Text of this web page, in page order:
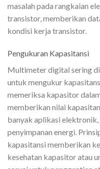
masalah pada rangkaian
transistor, memberikan
kondisi kerja transistor.
Pengukuran Kapasitansi
Multimeter digital sering
untuk mengukur
memeriksa kapasitor
memberikan nilai
banyak aplikasi
penyimpanan energi.
kapasitansi memberikan
kesehatan kapasitor atau